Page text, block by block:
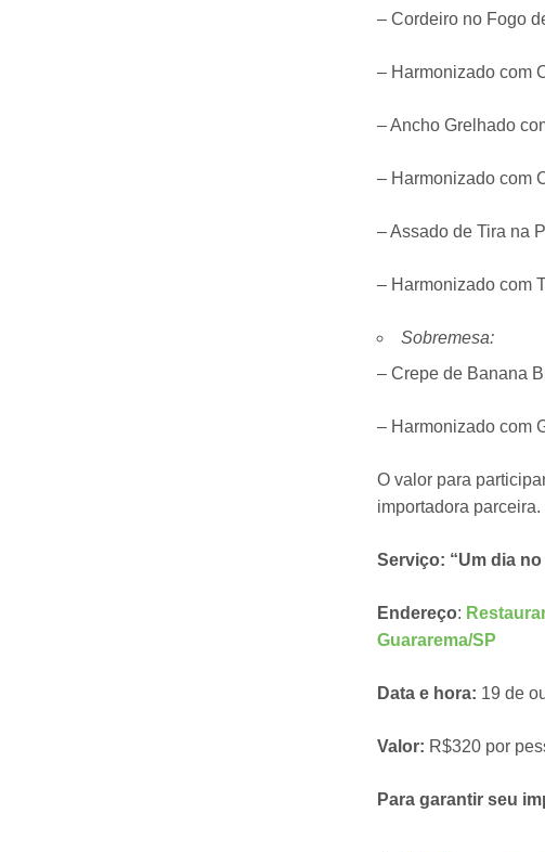
– Cordeiro no Fogo
– Harmonizado com
– Ancho Grelhado
– Harmonizado com
– Assado de Tira na
– Harmonizado com
Sobremesa:
– Crepe de Banana
– Harmonizado com
O valor para
importadora
Serviço: “Um dia
Endereço:
Guararema/SP
Data e hora: 19 de
Valor: R$320 por
Para garantir seu